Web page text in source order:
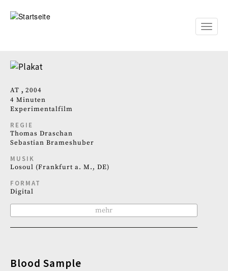
zum
Toggle
AT
2004
4 Minuten
Experimentalfilm
REGIE
Thomas Draschan
Sebastian Brameshuber
MUSIK
Losoul (Frankfurt a. M., DE)
FORMAT
Digital
mehr
Blood Sample